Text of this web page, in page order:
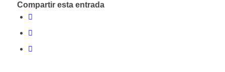
Compartir esta entrada